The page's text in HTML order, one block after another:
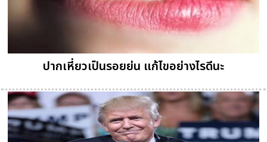
ปากเหี่ยวเป็นรอยย่น แก้ไขอย่างไรดีนะ